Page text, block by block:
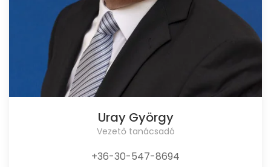
Uray György
Vezető tanácsadó
+36-30-547-8694